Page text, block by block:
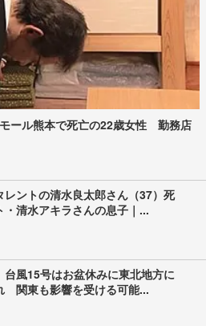
ール熊本で死亡の22歳女性 勤務店
レントの清水良太郎さん（37）死
清水アキラさんの息子｜...
台風15号はお盆休みに東北地方に
関東も影響を受ける可能...